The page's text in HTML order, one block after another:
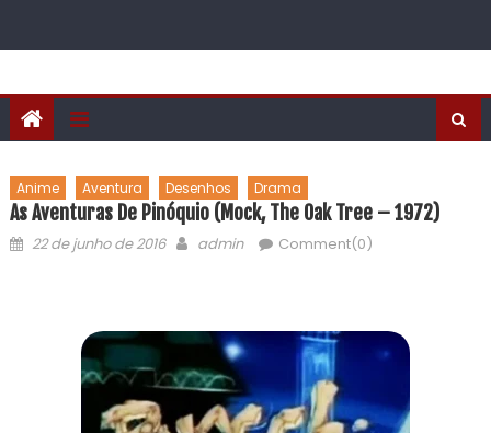
Anime Aventura Desenhos Drama
As Aventuras De Pinóquio (Mock, The Oak Tree – 1972)
22 de junho de 2016 admin Comment(0)